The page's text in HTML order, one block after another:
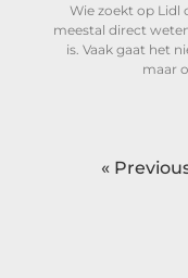
Wie zoekt op Lidl
meestal direct
is. Vaak gaat het
maar
«